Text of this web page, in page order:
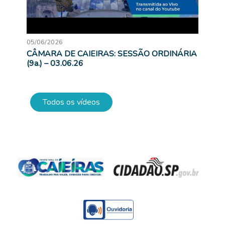
05/06/2026
CÂMARA DE CAIEIRAS: SESSÃO ORDINÁRIA
(9a.) – 03.06.26
Todos os vídeos